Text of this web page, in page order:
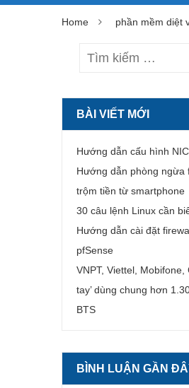
Home phần mềm diệt
BÀI VIẾT MỚI
Hướng dẫn cấu hình
Hướng dẫn phòng ngừa
trộm tiền từ smartphone
30 câu lệnh Linux cần
Hướng dẫn cài đặt
pfSense
VNPT, Viettel, Mobifone,
tay’ dùng chung hơn
BTS
BÌNH LUẬN GẦN